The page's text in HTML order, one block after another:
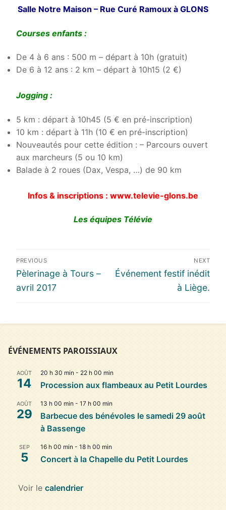
Salle Notre Maison – Rue Curé Ramoux à GLONS
Courses enfants :
De 4 à 6 ans : 500 m – départ à 10h (gratuit)
De 6 à 12 ans : 2 km – départ à 10h15 (2 €)
Jogging :
5 km : départ à 10h45 (5 € en pré-inscription)
10 km : départ à 11h (10 € en pré-inscription)
Nouveautés pour cette édition : – Parcours ouvert
aux marcheurs (5 ou 10 km)
Balade à 2 roues (Dax, Vespa, …) de 90 km
Infos & inscriptions : www.televie-glons.be
Les équipes Télévie
Navigation
de
l’article
PREVIOUS
Previous
post:
Pèlerinage à Tours –
avril 2017
NEXT
Next
Événement festif inédit
à Liège.
ÉVÉNEMENTS PAROISSIAUX
AOÛT
14
20 h 30 min - 22 h 00 min
Procession aux flambeaux au Petit Lourdes
AOÛT
29
13 h 00 min - 17 h 00 min
Barbecue des bénévoles le samedi 29 août
à Bassenge
SEP
5
16 h 00 min - 18 h 00 min
Concert à la Chapelle du Petit Lourdes
Voir le calendrier